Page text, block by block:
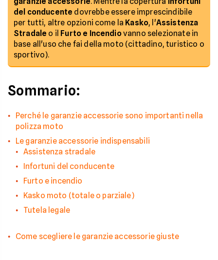
del conducente dovrebbe essere imprescindibile
per tutti, altre opzioni come la Kasko, l'Assistenza
Stradale o il Furto e Incendiovanno selezionate in
base all'uso che fai della moto (cittadino, turistico o
sportivo).
Sommario:
Perché le garanzie accessorie sono importanti nella
polizza moto
Le garanzie accessorie indispensabili
Assistenza stradale
Infortuni del conducente
Furto e incendio
Kasko moto (totale o parziale)
Tutela legale
Come scegliere le garanzie accessorie giuste